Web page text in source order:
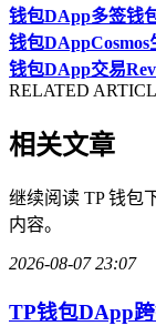
钱包DApp多签钱
钱包
钱包DApp交易
RELATED
相关文章
继续阅读 TP 钱包
内容。
2026-08-07 23:07
TP钱包DApp